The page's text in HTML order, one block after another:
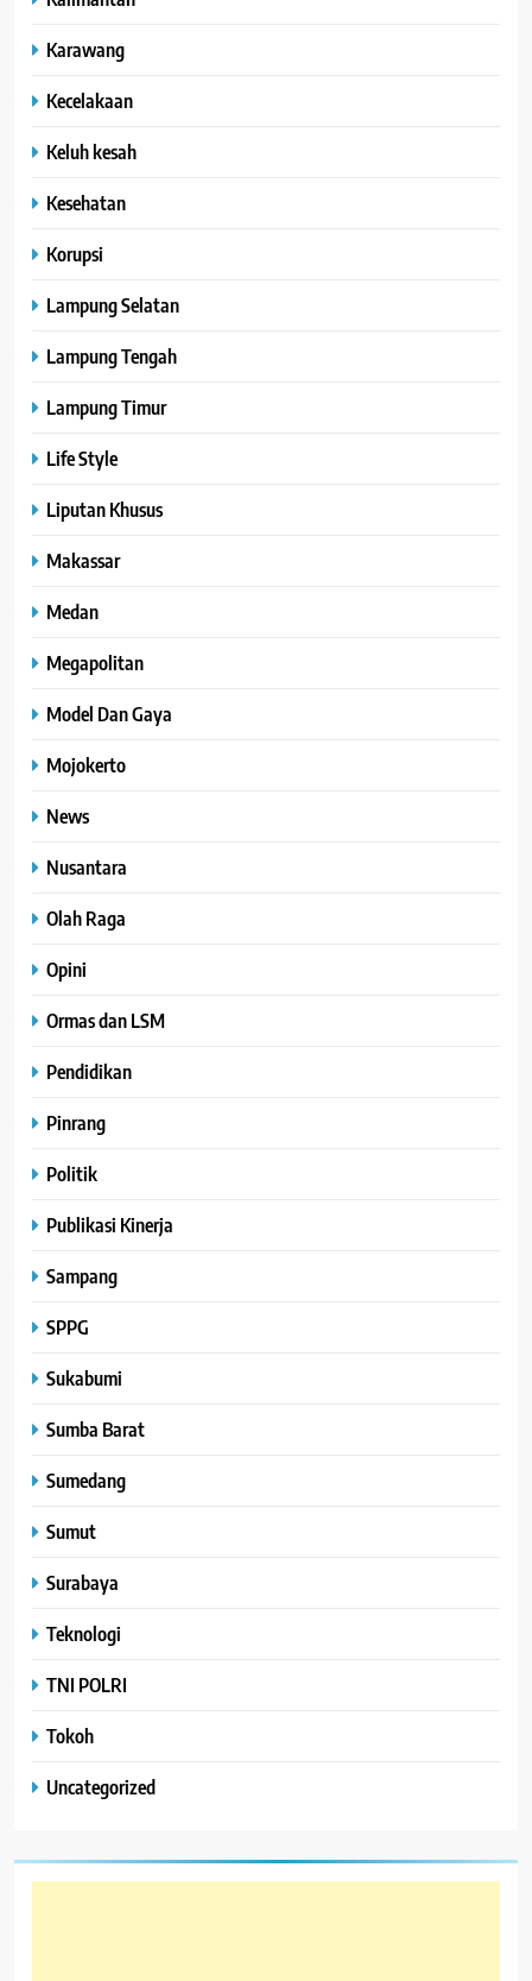
Karawang
Kecelakaan
Keluh kesah
Kesehatan
Korupsi
Lampung Selatan
Lampung Tengah
Lampung Timur
Life Style
Liputan Khusus
Makassar
Medan
Megapolitan
Model Dan Gaya
Mojokerto
News
Nusantara
Olah Raga
Opini
Ormas dan LSM
Pendidikan
Pinrang
Politik
Publikasi Kinerja
Sampang
SPPG
Sukabumi
Sumba Barat
Sumedang
Sumut
Surabaya
Teknologi
TNI POLRI
Tokoh
Uncategorized